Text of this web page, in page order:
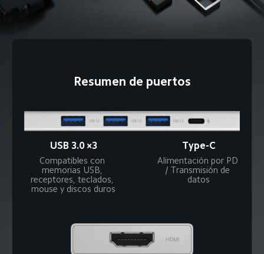
Resumen de puertos
USB 3.0 ×3
Compatibles con
memorias USB,
receptores, teclados,
mouse y discos duros
Type-C
Alimentación por PD
/ Transmisión de
datos